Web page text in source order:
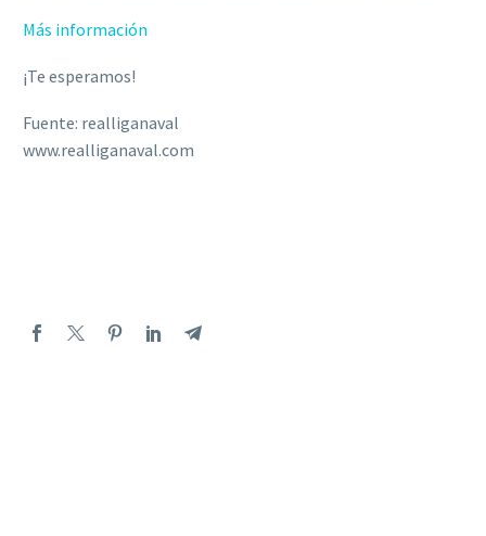
Más información
¡Te esperamos!
Fuente: realliganaval
www.realliganaval.com